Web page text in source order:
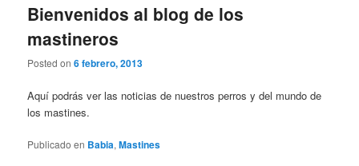
Bienvenidos al blog de los
mastineros
Posted on6 febrero, 2013
Aquí podrás ver las noticias de nuestros perros y del mundo de
los mastines.
Publicado en Babia,Mastines